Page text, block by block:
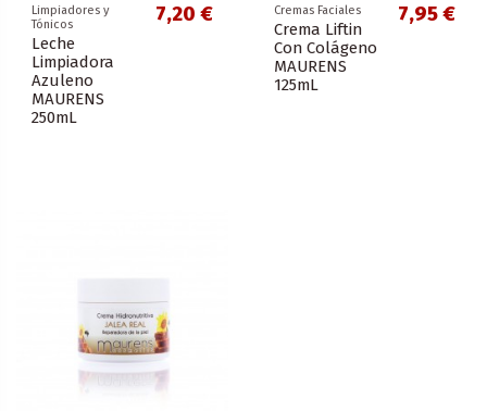
Limpiadores y
Tónicos
Leche
Limpiadora
Azuleno
MAURENS
250mL
7,20 € Cremas Faciales
Crema Liftin
Con Colágeno
MAURENS
125mL
7,95 €